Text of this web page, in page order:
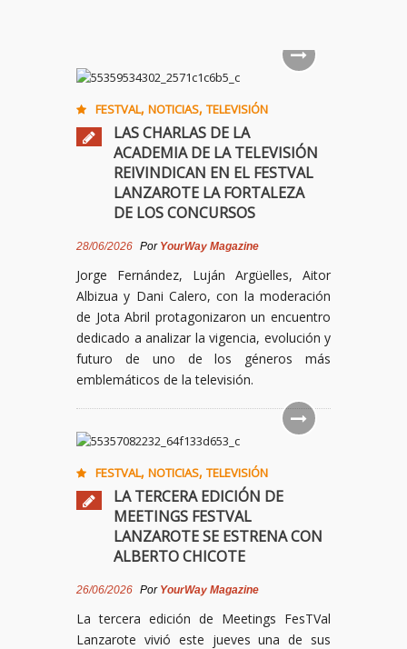
FESTVAL, NOTICIAS, TELEVISIÓN
LAS CHARLAS DE LA
ACADEMIA DE LA TELEVISIÓN
REIVINDICAN EN EL FESTVAL
LANZAROTE LA FORTALEZA
DE LOS CONCURSOS
28/06/2026 Por YourWay Magazine
Jorge Fernández, Luján Argüelles, Aitor
Albizua y Dani Calero, con la moderación
de Jota Abril protagonizaron un encuentro
dedicado a analizar la vigencia, evolución y
futuro de uno de los géneros más
emblemáticos de la televisión.
FESTVAL, NOTICIAS, TELEVISIÓN
LA TERCERA EDICIÓN DE
MEETINGS FESTVAL
LANZAROTE SE ESTRENA CON
ALBERTO CHICOTE
26/06/2026 Por YourWay Magazine
La tercera edición de Meetings FesTVal
Lanzarote vivió este jueves una de sus